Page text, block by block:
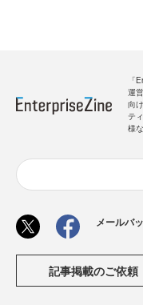
「
運
向
テ
様
メールバ
記事掲載のご依頼